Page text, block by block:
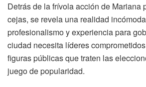
Detrás de la frívola acción de Mariana
cejas, se revela una realidad
profesionalismo y experiencia para
ciudad necesita líderes
figuras públicas que traten las
juego de popularidad.